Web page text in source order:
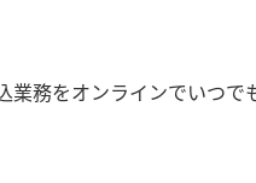
務をオンラインでいつで